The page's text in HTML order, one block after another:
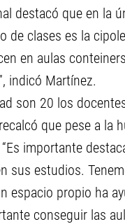
destacó que en la
de clases es la
en aulas
indicó Martínez.
son 20 los
que pese a la
importante
sus estudios.
espacio propio ha
conseguir las